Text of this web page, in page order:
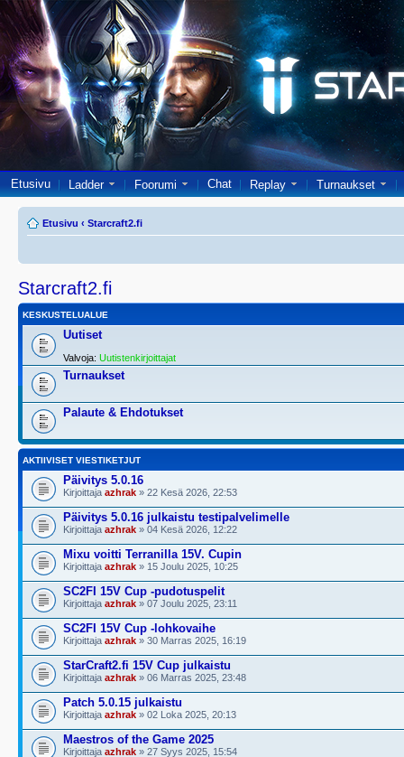
Etusivu Ladder Foorumi Chat Replay Turnaukset
Etusivu ‹ Starcraft2.fi
Starcraft2.fi
KESKUSTELUALUE
Uutiset
Valvoja: Uutistenkirjoittajat
Turnaukset
Palaute & Ehdotukset
AKTIIVISET VIESTIKETJUT
Päivitys 5.0.16
Kirjoittaja azhrak » 22 Kesä 2026, 22:53
Päivitys 5.0.16 julkaistu testipalvelimelle
Kirjoittaja azhrak » 04 Kesä 2026, 12:22
Mixu voitti Terranilla 15V. Cupin
Kirjoittaja azhrak » 15 Joulu 2025, 10:25
SC2FI 15V Cup -pudotuspelit
Kirjoittaja azhrak » 07 Joulu 2025, 23:11
SC2FI 15V Cup -lohkovaihe
Kirjoittaja azhrak » 30 Marras 2025, 16:19
StarCraft2.fi 15V Cup julkaistu
Kirjoittaja azhrak » 06 Marras 2025, 23:48
Patch 5.0.15 julkaistu
Kirjoittaja azhrak » 02 Loka 2025, 20:13
Maestros of the Game 2025
Kirjoittaja azhrak » 27 Syys 2025, 15:54